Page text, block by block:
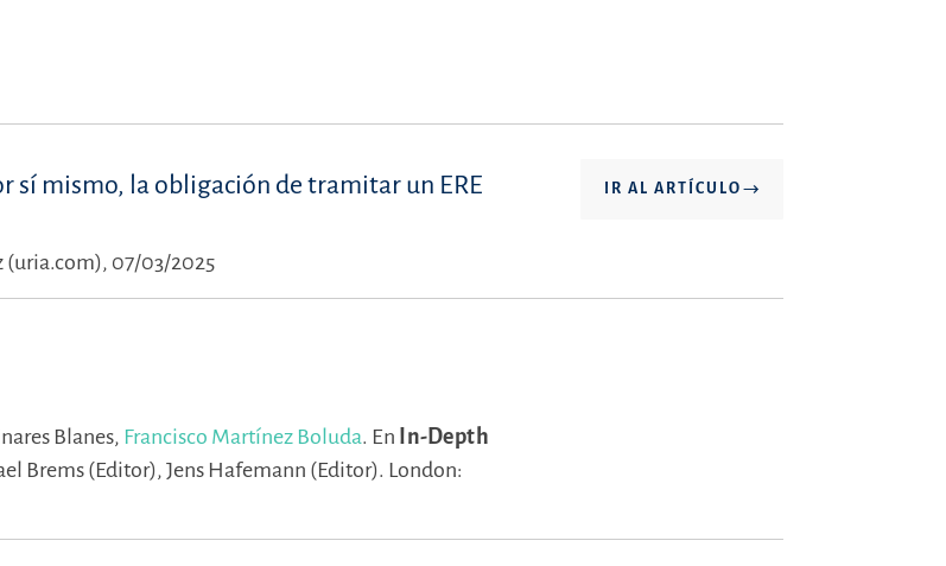
sí mismo, la obligación de tramitar un ERE IR AL ARTÍCULO
(uria.com), 07/03/2025
Blanes, Francisco Martínez Boluda. En In-Depth
Brems (Editor),Jens Hafemann (Editor). London: